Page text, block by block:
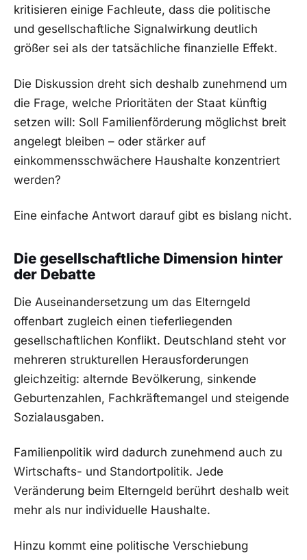
kritisieren einige Fachleute, dass die politische
und gesellschaftliche Signalwirkung deutlich
größer sei als der tatsächliche finanzielle Effekt.
Die Diskussion dreht sich deshalb zunehmend um
die Frage, welche Prioritäten der Staat künftig
setzen will: Soll Familienförderung möglichst breit
angelegt bleiben – oder stärker auf
einkommensschwächere Haushalte konzentriert
werden?
Eine einfache Antwort darauf gibt es bislang nicht.
Die gesellschaftliche Dimension hinter
der Debatte
Die Auseinandersetzung um das Elterngeld
offenbart zugleich einen tieferliegenden
gesellschaftlichen Konflikt. Deutschland steht vor
mehreren strukturellen Herausforderungen
gleichzeitig: alternde Bevölkerung, sinkende
Geburtenzahlen, Fachkräftemangel und steigende
Sozialausgaben.
Familienpolitik wird dadurch zunehmend auch zu
Wirtschafts- und Standortpolitik. Jede
Veränderung beim Elterngeld berührt deshalb weit
mehr als nur individuelle Haushalte.
Hinzu kommt eine politische Verschiebung